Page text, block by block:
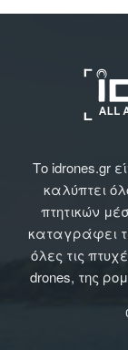
Το idrones.gr
καλύπτει
πτητικών
καταγράφει
όλες τις
drones, της